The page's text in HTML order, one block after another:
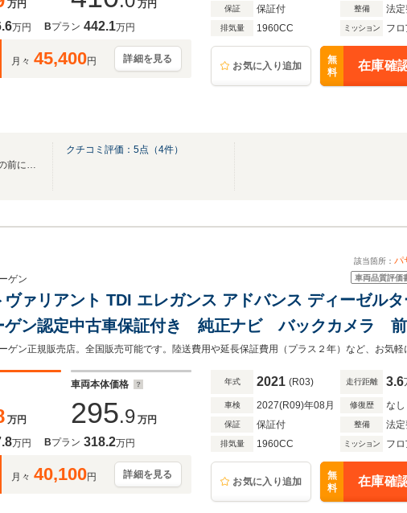
万円
万円
万円 Bプラン 442.1万円
月々 45,400円 詳細を見る
保証 保証付 整備 法
排気量 1960CC ミッション フ
お気に入り追加
無
料
在庫確
展示出来ていない車両もございますのでご来店の前にお問い合わせくださいませ。
クチコミ評価： 5点（4件）
該当箇所： パ
車両品質評価
ゲン
ヴァリアント TDI エレガンス アドバンス ディーゼル
ゲン認定中古車保証付き 純正ナビ バックカメラ 前
ラインドスポットモニター LEDヘッドライト クリ
スペアキー 純正アルミホイール
万円
車両本体価格
295.9 万円
万円 Bプラン 318.2万円
月々 40,100円 詳細を見る
年式 2021 (R03) 走行距離 3.6
車検 2027(R09)年08月 修復歴 なし
保証 保証付 整備 法
排気量 1960CC ミッション フ
お気に入り追加
無
料
在庫確